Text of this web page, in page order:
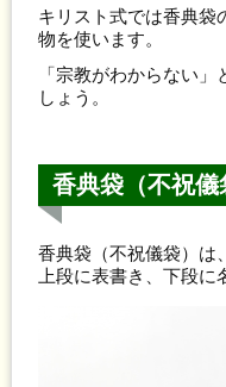
キリスト式では香典袋
物を使います。
「宗教がわからない
しょう。
香典袋（不祝
香典袋（不祝儀袋）は
上段に表書き、下段に